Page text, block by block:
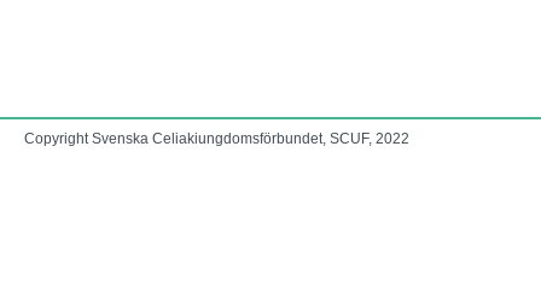
Copyright Svenska Celiakiungdomsförbundet, SCUF, 2022